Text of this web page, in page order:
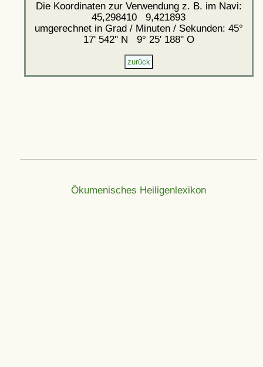
Die Koordinaten zur Verwendung z. B. im Navi:
45,298410 9,421893
umgerechnet in Grad / Minuten / Sekunden: 45°
17' 542'' N 9° 25' 188'' O
Ökumenisches Heiligenlexikon